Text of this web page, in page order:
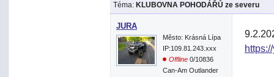
Téma: KLUBOVNA POHODÁŘŮ ze severu
JURA
Město: Krásná Lípa
IP:109.81.243.xxx
Offline 0/10836
Can-Am Outlander